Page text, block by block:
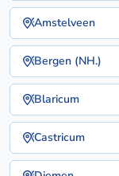
Amstelveen
Bergen (NH.)
Blaricum
Castricum